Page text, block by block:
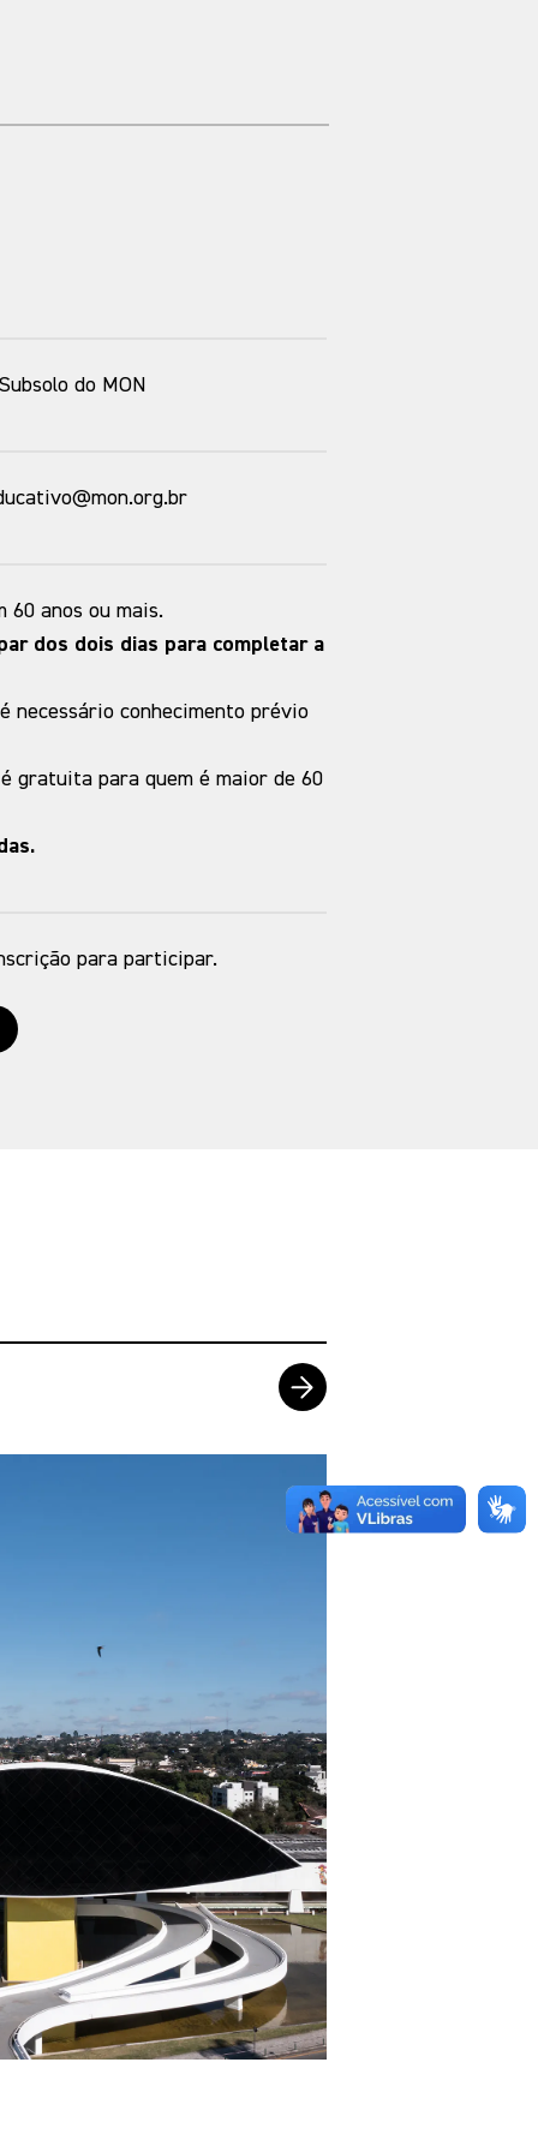
do MON
60 anos ou mais.
dos dois dias para completar a
necessário conhecimento prévio
gratuita para quem é maior de 60
para participar.